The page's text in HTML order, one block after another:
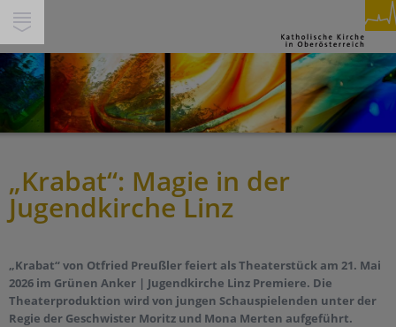
SUCHE
INHALTE
PFARREN
GLAUBEN & FEIERN
Spiritualität
Feiern
Trauern
Pilgern
THEMEN
Miteinander
Ökumene & Dialog
Werte
SERVICE & HILFE
Service
Über Uns
Jobs
WIR IN DEINER NÄHE
Pastorale Orte
„Krabat“: Magie in der
Jugendkirche Linz
„Krabat“ von Otfried Preußler feiert als Theaterstück am 21. Mai
2026 im Grünen Anker | Jugendkirche Linz Premiere. Die
Theaterproduktion wird von jungen Schauspielenden unter der
Regie der Geschwister Moritz und Mona Merten aufgeführt.